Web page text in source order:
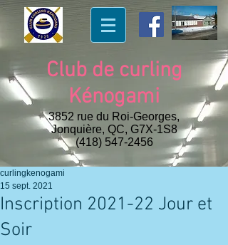
Club de curling
Kénogami
3852 rue du Roi-Georges,
Jonquière, QC, G7X-1S8
(418) 547-2456
Inscription 2021-22 Jour et
Soir
curlingkenogami
15 sept. 2021